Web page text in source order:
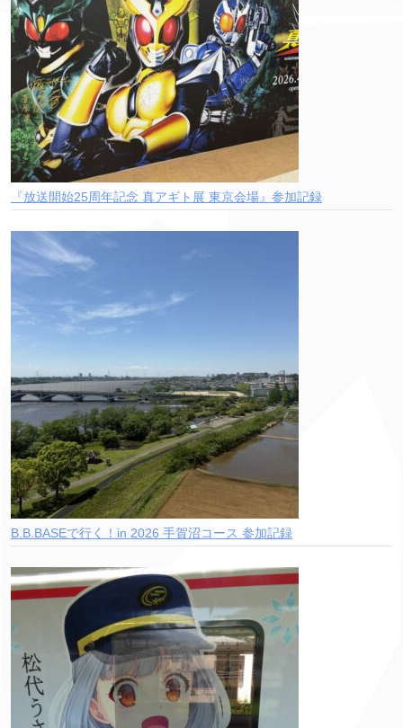
『放送開始25周年記念 真アギト展 東京会場』参加記録
B.B.BASEで行く！in 2026 手賀沼コース 参加記録